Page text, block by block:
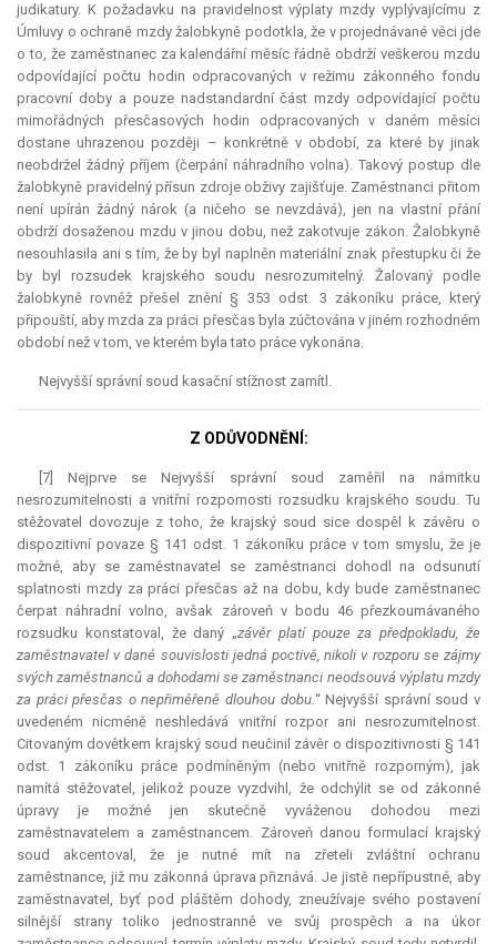
judikatury. K požadavku na pravidelnost výplaty mzdy vyplývajícímu z
Úmluvy o ochraně mzdy žalobkyně podotkla, že v projednávané věci jde
o to, že zaměstnanec za kalendářní měsíc řádně obdrží veškerou mzdu
odpovídající počtu hodin odpracovaných v režimu zákonného fondu
pracovní doby a pouze nadstandardní část mzdy odpovídající počtu
mimořádných přesčasových hodin odpracovaných v daném měsíci
dostane uhrazenou později – konkrétně v období, za které by jinak
neobdržel žádný příjem (čerpání náhradního volna). Takový postup dle
žalobkyně pravidelný přísun zdroje obživy zajišťuje. Zaměstnanci přitom
není upírán žádný nárok (a ničeho se nevzdává), jen na vlastní přání
obdrží dosaženou mzdu v jinou dobu, než zakotvuje zákon. Žalobkyně
nesouhlasila ani s tím, že by byl naplněn materiální znak přestupku či že
by byl rozsudek krajského soudu nesrozumitelný. Žalovaný podle
žalobkyně rovněž přešel znění § 353 odst. 3 zákoníku práce, který
připouští, aby mzda za práci přesčas byla zúčtována v jiném rozhodném
období než v tom, ve kterém byla tato práce vykonána.
Nejvyšší správní soud kasační stížnost zamítl.
Z ODŮVODNĚNÍ:
[7] Nejprve se Nejvyšší správní soud zaměřil na námitku
nesrozumitelnosti a vnitřní rozpornosti rozsudku krajského soudu. Tu
stěžovatel dovozuje z toho, že krajský soud sice dospěl k závěru o
dispozitivní povaze § 141 odst. 1 zákoníku práce v tom smyslu, že je
možné, aby se zaměstnavatel se zaměstnanci dohodl na odsunutí
splatnosti mzdy za práci přesčas až na dobu, kdy bude zaměstnanec
čerpat náhradní volno, avšak zároveň v bodu 46 přezkoumávaného
rozsudku konstatoval, že daný „závěr platí pouze za předpokladu, že
zaměstnavatel v dané souvislosti jedná poctivě, nikoli v rozporu se zájmy
svých zaměstnanců a dohodami se zaměstnanci neodsouvá výplatu mzdy
za práci přesčas o nepřiměřeně dlouhou dobu.“ Nejvyšší správní soud v
uvedeném nicméně neshledává vnitřní rozpor ani nesrozumitelnost.
Citovaným dovětkem krajský soud neučinil závěr o dispozitivnosti § 141
odst. 1 zákoníku práce podmíněným (nebo vnitřně rozporným), jak
namítá stěžovatel, jelikož pouze vyzdvihl, že odchýlit se od zákonné
úpravy je možné jen skutečně vyváženou dohodou mezi
zaměstnavatelem a zaměstnancem. Zároveň danou formulací krajský
soud akcentoval, že je nutné mít na zřeteli zvláštní ochranu
zaměstnance, již mu zákonná úprava přiznává. Je jistě nepřípustné, aby
zaměstnavatel, byť pod pláštěm dohody, zneužívaje svého postavení
silnější strany toliko jednostranně ve svůj prospěch a na úkor